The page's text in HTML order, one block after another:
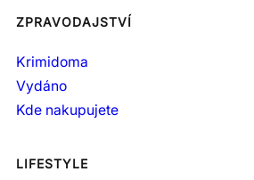
ZPRAVODAJSTVÍ
Krimidoma
Vydáno
Kde nakupujete
LIFESTYLE